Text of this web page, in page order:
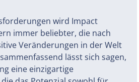
wird Impact
immer beliebter, die nach
Veränderungen in der Welt
lässt sich sagen,
eine einzigartige